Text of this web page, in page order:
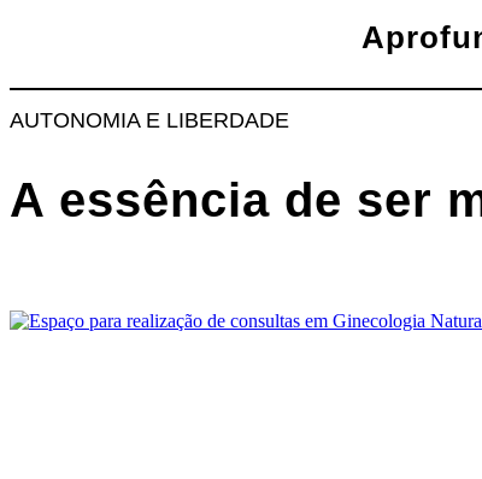
AUTONOMIA E LIBERDADE
A essência de ser